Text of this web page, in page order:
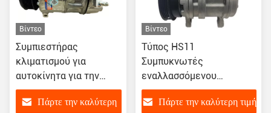
Βίντεο
Συμπιεστήρας
κλιματισμού για
αυτοκίνητα για την
Jaguar XF PXC16
LR019135 LR030218
Πάρτε την καλύτερη
Βίντεο
Τύπος HS11
Συμπυκνωτές
εναλλασσόμενου
ρεύματος αυτοκινήτων
για την Hyundai I10
Πάρτε την καλύτερη τιμή